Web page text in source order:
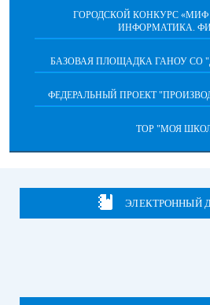
ГОРОДСКОЙ КОНКУРС
ИНФОРМАТИКА.
БАЗОВАЯ ПЛОЩАДКА ГАНОУ СО
ФЕДЕРАЛЬНЫЙ ПРОЕКТ
ТОР "МОЯ
ЭЛЕКТРОННЫЙ